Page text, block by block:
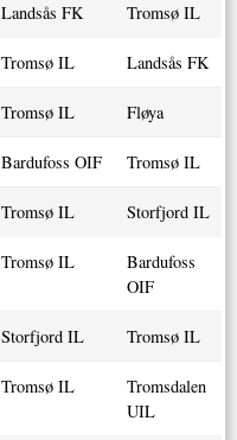
Landsås FK Tromsø IL
Tromsø IL Landsås FK
Tromsø IL Fløya
Bardufoss OIF Tromsø IL
Tromsø IL Storfjord IL
Tromsø IL
Bardufoss
OIF
Storfjord IL Tromsø IL
Tromsø IL
Tromsdalen
UIL